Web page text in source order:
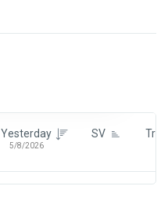
Yesterday
5/8/2026
SV